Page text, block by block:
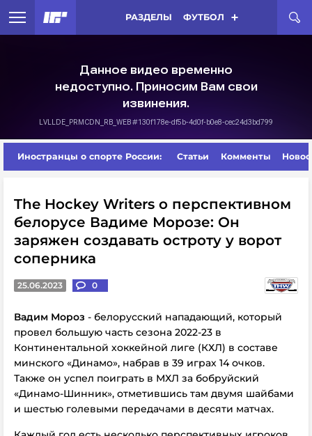
РАЗДЕЛЫ ФУТБОЛ
Иностранцы о спорте России: Статьи Комменты
The Hockey Writers о перспективном
белорусе Вадиме Морозе: Он
заряжен создавать остроту у ворот
соперника
25.06.2023 0
Вадим Мороз - белорусский нападающий, который
провел большую часть сезона 2022-23 в
Континентальной хоккейной лиге (КХЛ) в составе
минского «Динамо», набрав в 39 играх 14 очков.
Также он успел поиграть в МХЛ за бобруйский
«Динамо-Шинник», отметившись там двумя шайбами
и шестью голевыми передачами в десяти матчах.